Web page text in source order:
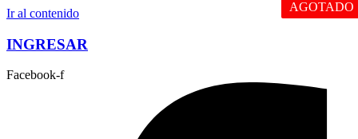
Ir al contenido
INGRESAR
Facebook-f
AGOTADO